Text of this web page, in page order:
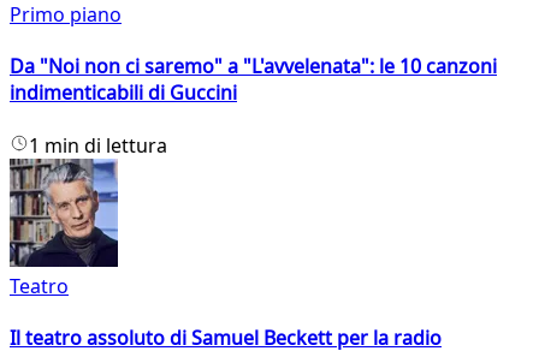
Primo piano
Da "Noi non ci saremo" a "L'avvelenata": le 10 canzoni
indimenticabili di Guccini
1 min di lettura
Teatro
Il teatro assoluto di Samuel Beckett per la radio